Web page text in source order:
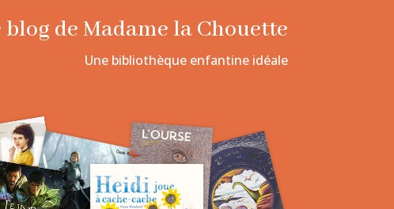
de Madame la Chouette
Une bibliothèque enfantine idéale